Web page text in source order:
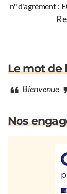
n° d'agrément :
Le mot de
Bienvenue
Nos